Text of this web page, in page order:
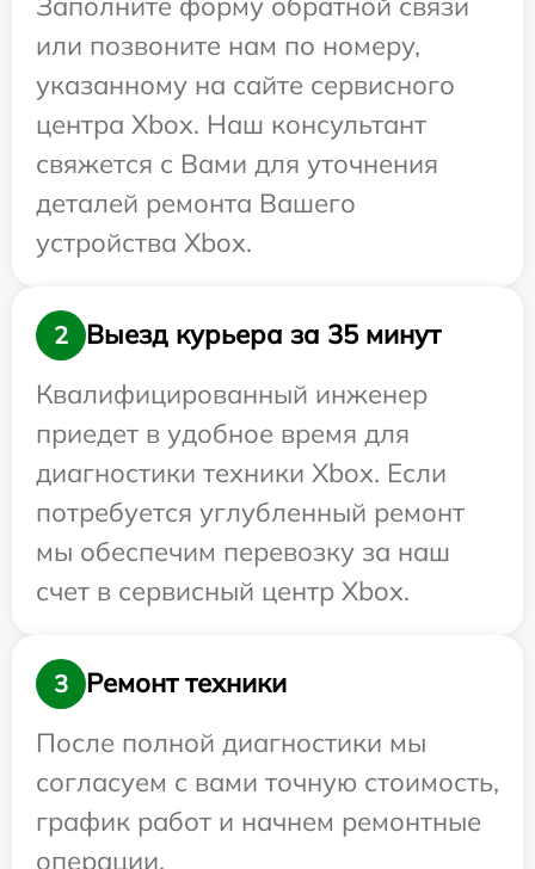
или позвоните нам по номеру,
указанному на сайте сервисного
центра Xbox. Наш консультант
свяжется с Вами для уточнения
деталей ремонта Вашего
устройства Xbox.
2
Выезд курьера за 35 минут
Квалифицированный инженер
приедет в удобное время для
диагностики техники Xbox. Если
потребуется углубленный ремонт
мы обеспечим перевозку за наш
счет в сервисный центр Xbox.
3
Ремонт техники
После полной диагностики мы
согласуем с вами точную стоимость,
график работ и начнем ремонтные
операции.